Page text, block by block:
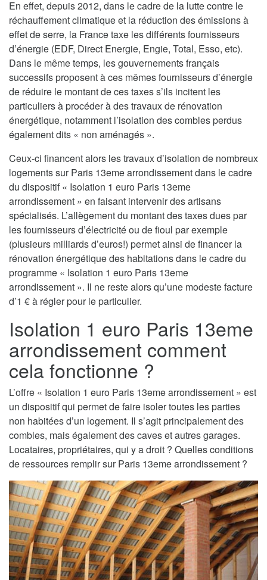
En effet, depuis 2012, dans le cadre de la lutte contre le
réchauffement climatique et la réduction des émissions à
effet de serre, la France taxe les différents fournisseurs
d’énergie (EDF, Direct Energie, Engie, Total, Esso, etc).
Dans le même temps, les gouvernements français
successifs proposent à ces mêmes fournisseurs d’énergie
de réduire le montant de ces taxes s’ils incitent les
particuliers à procéder à des travaux de rénovation
énergétique, notamment l’isolation des combles perdus
également dits « non aménagés ».
Ceux-ci financent alors les travaux d’isolation de nombreux
logements sur Paris 13eme arrondissement dans le cadre
du dispositif « Isolation 1 euro Paris 13eme
arrondissement » en faisant intervenir des artisans
spécialisés. L’allègement du montant des taxes dues par
les fournisseurs d’électricité ou de fioul par exemple
(plusieurs milliards d’euros!) permet ainsi de financer la
rénovation énergétique des habitations dans le cadre du
programme « Isolation 1 euro Paris 13eme
arrondissement ». Il ne reste alors qu’une modeste facture
d’1 € à régler pour le particulier.
Isolation 1 euro Paris 13eme
arrondissement comment
cela fonctionne ?
L’offre « Isolation 1 euro Paris 13eme arrondissement » est
un dispositif qui permet de faire isoler toutes les parties
non habitées d’un logement. Il s’agit principalement des
combles, mais également des caves et autres garages.
Locataires, propriétaires, qui y a droit ? Quelles conditions
de ressources remplir sur Paris 13eme arrondissement ?